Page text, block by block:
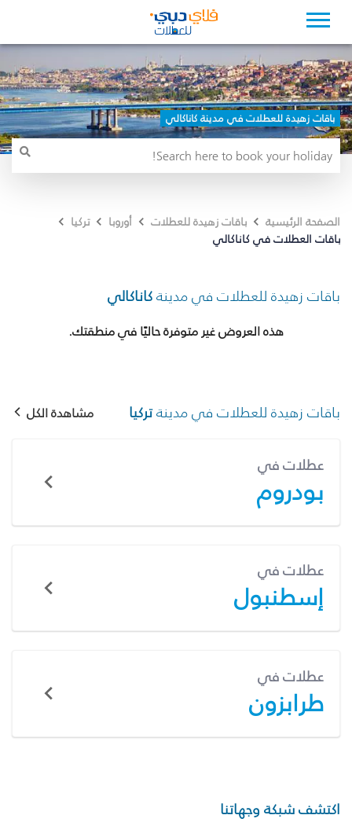
باقات زهيدة للعطلات في مدينة كاناكالي
الصفحة الرئيسية باقات زهيدة للعطلات أوروبا
تركيا
باقات العطلات في كاناكالي
باقات زهيدة للعطلات في مدينةكاناكالي
هذه العروض غير متوفرة حاليًا في منطقتك.
باقات زهيدة للعطلات في مدينةتركيا مشاهدة الكل
عطلات في
بودروم
عطلات في
إسطنبول
عطلات في
طرابزون
اكتشف شبكة وجهاتنا